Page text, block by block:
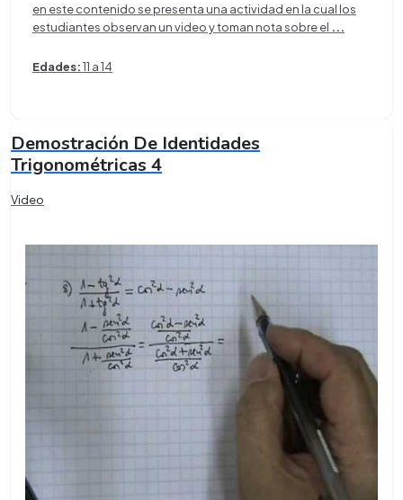
en este contenido se presenta una actividad en la cual los
estudiantes observan un video y toman nota sobre el ...
Edades:11 a 14
Demostración De Identidades
Trigonométricas 4
Video